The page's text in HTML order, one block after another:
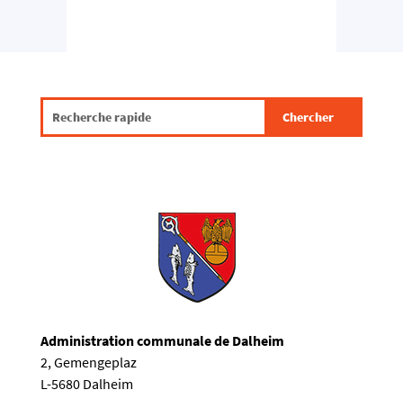
Administration communale de Dalheim
2, Gemengeplaz
L-5680 Dalheim